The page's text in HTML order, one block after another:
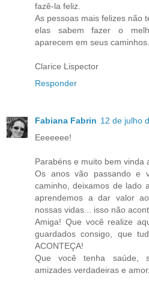
fazê-la feliz.
As pessoas mais felizes não
elas sabem fazer o
aparecem em seus
Clarice Lispector
Responder
Fabiana Fabrin 12 de julho
Eeeeeee!
Parabéns e muito bem vinda
Os anos vão passando e
caminho, deixamos de lado
aprendemos a dar valor
nossas vidas... isso não
Amiga! Que você realize
guardados consigo, que
ACONTEÇA!
Que você tenha saúde,
amizades verdadeiras e